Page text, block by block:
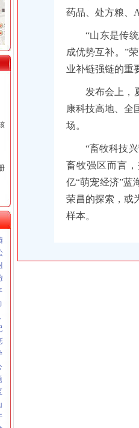
齐发力守住汛期安全底线
杯中老年气排球邀请赛圆满落幕
大赛重庆赛区复赛、重庆公司减资政策决
代办全力筑牢3075座水库防汛安全堤
餐服务连心路
动会闭幕涪陵区代表队获佳绩
补短板、提能力、除隐患紧盯12个重点
产业链打击行动从生产源头到消费终端
公司减资公示
署战略合作协议谢东会见赖远明一行并
2026年第22批建筑施工特种作业人员操
议调度推进信访稳定重点工作
磴镇市重庆公司减资公告场监管所开展
市重庆公司减资代办场监管所开展养老
糕点烘焙店食品安全专项检查
药品、处方粮、
“山东是传
成优势互补。”
业补链强链的重
发布会上，
康科技高地、全
场。
“畜牧科技
畜牧强区而言
亿“萌宠经济”蓝
荣昌的探索，或
样本。